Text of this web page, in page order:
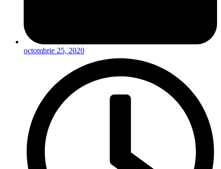
octombrie 25, 2020